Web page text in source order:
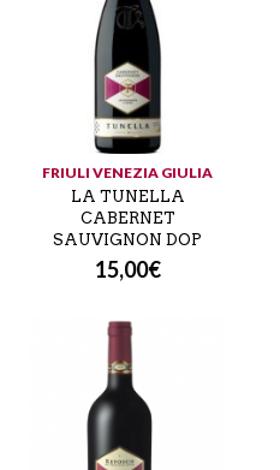
FRIULI VENEZIA GIULIA
LA TUNELLA
CABERNET
SAUVIGNON DOP
15,00€